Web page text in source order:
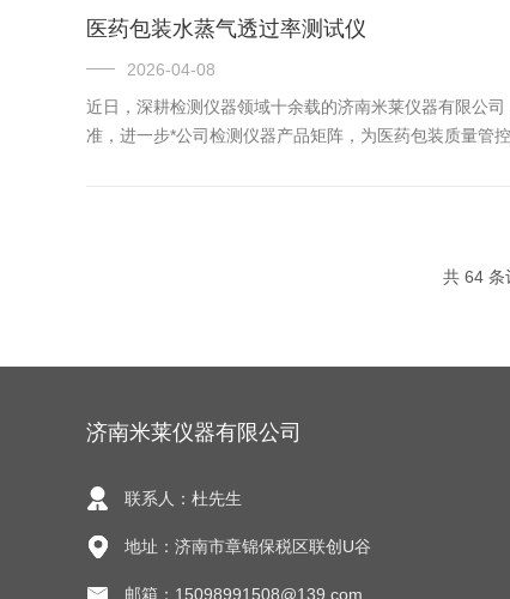
医药包装水蒸气透过率测试仪
2026-04-08
近日，深耕检测仪器领域十余载的济南米莱仪器有限公
准，进一步*公司检测仪器产品矩阵，为医药包装质量管
共 64
济南米莱仪器有限公司
联系人：杜先生
地址：济南市章锦保税区联创U谷
邮箱：15098991508@139.com